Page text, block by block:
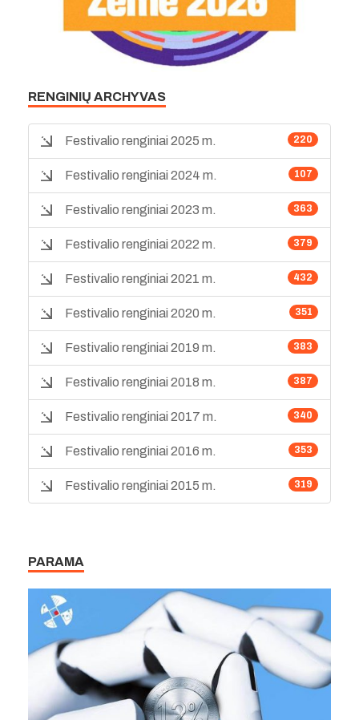
RENGINIŲ ARCHYVAS
220
Festivalio renginiai 2025 m.
107
Festivalio renginiai 2024 m.
363
Festivalio renginiai 2023 m.
379
Festivalio renginiai 2022 m.
432
Festivalio renginiai 2021 m.
351
Festivalio renginiai 2020 m.
383
Festivalio renginiai 2019 m.
387
Festivalio renginiai 2018 m.
340
Festivalio renginiai 2017 m.
353
Festivalio renginiai 2016 m.
319
Festivalio renginiai 2015 m.
PARAMA